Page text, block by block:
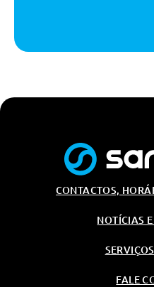
CONTACTOS,
NOTÍCIAS
FALE